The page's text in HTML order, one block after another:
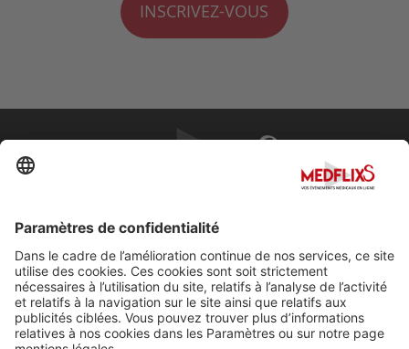
INSCRIVEZ-VOUS
À propos de MedflixS®
Aide
Contact
Mentions légales